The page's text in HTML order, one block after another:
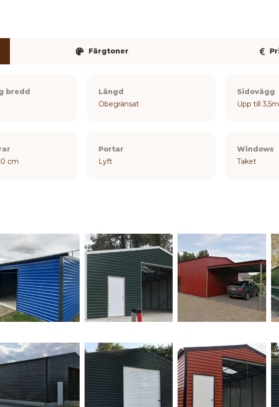
Färgtoner
bredd
Längd
Obegränsat
Sidovägg
Upp till 3,5m
cm
Portar
Lyft
Windows
Taket